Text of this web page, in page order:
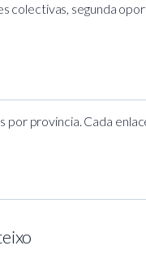
colectivas, segunda
provincia. Cada